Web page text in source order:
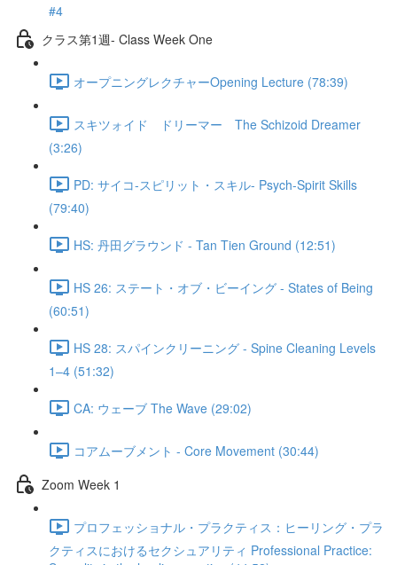
#4
クラス第1週- Class Week One
オープニングレクチャーOpening Lecture (78:39)
スキツォイド ドリーマー The Schizoid Dreamer
(3:26)
PD: サイコ‐スピリット・スキル- Psych-Spirit Skills
(79:40)
HS: 丹田グラウンド - Tan Tien Ground (12:51)
HS 26: ステート・オブ・ビーイング - States of Being
(60:51)
HS 28: スパインクリーニング - Spine Cleaning Levels
1–4 (51:32)
CA: ウェーブ The Wave (29:02)
コアムーブメント - Core Movement (30:44)
Zoom Week 1
プロフェッショナル・プラクティス：ヒーリング・プラ
クティスにおけるセクシュアリティ Professional Practice: